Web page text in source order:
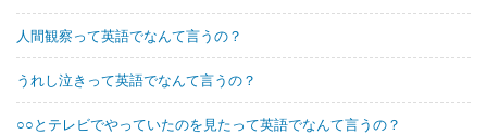
人間観察って英語でなんて言うの？
うれし泣きって英語でなんて言うの？
○○とテレビでやっていたのを見たって英語でなんて言うの？